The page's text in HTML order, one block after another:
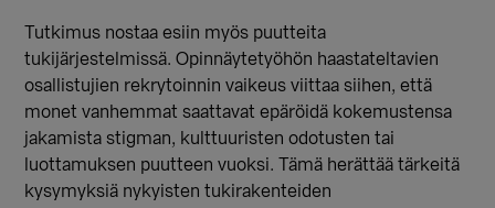
Tutkimus nostaa esiin myös puutteita
tukijärjestelmissä. Opinnäytetyöhön haastateltavien
osallistujien rekrytoinnin vaikeus viittaa siihen, että
monet vanhemmat saattavat epäröidä kokemustensa
jakamista stigman, kulttuuristen odotusten tai
luottamuksen puutteen vuoksi. Tämä herättää tärkeitä
kysymyksiä nykyisten tukirakenteiden